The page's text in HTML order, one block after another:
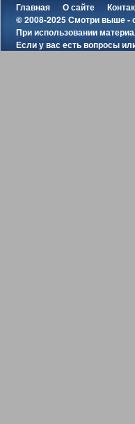
Главная О сайте
© 2008-2025 Смотри выше -
При использовании
Если у вас есть вопросы